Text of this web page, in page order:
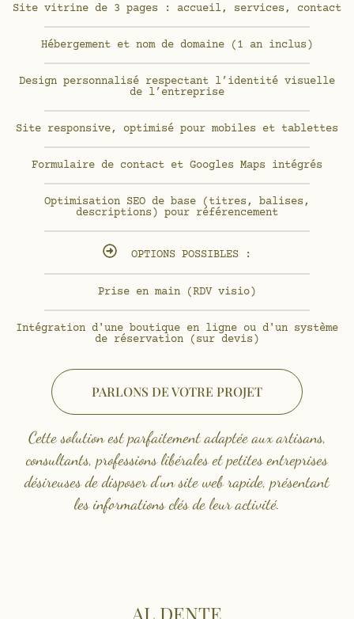
Site vitrine de 3 pages : accueil, services, contact
Hébergement et nom de domaine (1 an inclus)
Design personnalisé respectant l’identité visuelle
de l’entreprise
Site responsive, optimisé pour mobiles et tablettes
Formulaire de contact et Googles Maps intégrés
Optimisation SEO de base (titres, balises,
descriptions) pour référencement
OPTIONS POSSIBLES :
Prise en main (RDV visio)
Intégration d'une boutique en ligne ou d'un système
de réservation (sur devis)
PARLONS DE VOTRE PROJET
Cette solution est parfaitement adaptée aux artisans,
consultants, professions libérales et petites entreprises
désireuses de disposer d'un site web rapide, présentant
les informations clés de leur activité.
AL DENTE